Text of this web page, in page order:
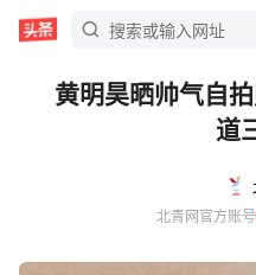
黄明昊晒帅气自
道
北青网官方账号